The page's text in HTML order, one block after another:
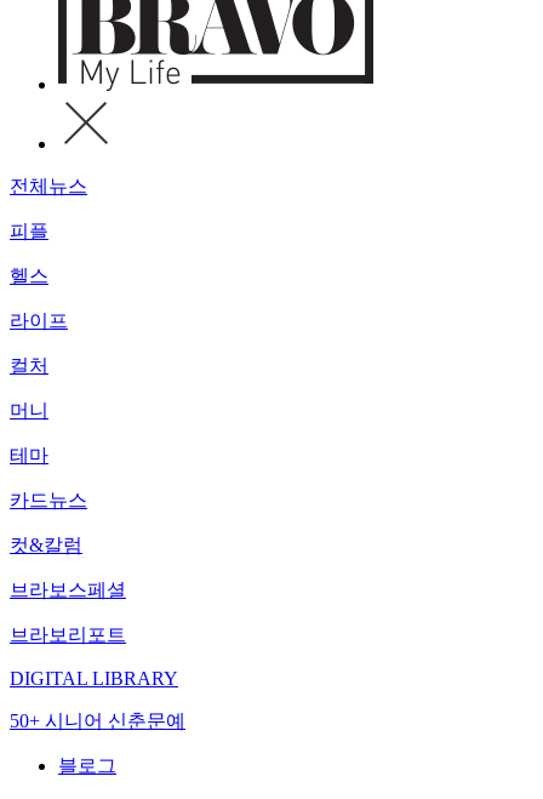
전체뉴스
피플
헬스
라이프
컬처
머니
테마
카드뉴스
컷&칼럼
브라보스페셜
브라보리포트
DIGITAL LIBRARY
50+ 시니어 신춘문예
블로그